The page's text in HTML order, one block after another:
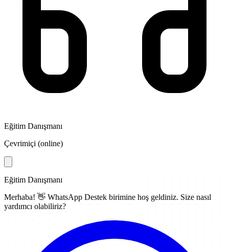
Eğitim Danışmanı
Çevrimiçi (online)
Eğitim Danışmanı
Merhaba! 👋 WhatsApp Destek birimine hoş geldiniz. Size nasıl
yardımcı olabiliriz?